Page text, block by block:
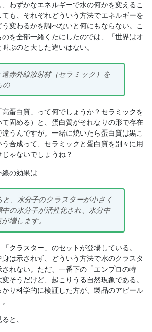
わずかなエネルギーで水の何かを変えるこ
も、それぞれどういう方法でエネルギーを
変わるかを調べないと何にもならない。こ
を全部一緒くたにしたのでは、「世界はオ
ぶのと大した違いはない。
遠赤外線放射材（セラミック）を
の
蛋白質」って何でしょうか？セラミックを
固める）と、蛋白質がそれなりの形で存在
うんですが。一緒に焼いたら蛋白質は黒こ
合成って、セラミックと蛋白質を別々に用
ゃないでしょうね？
の効果は
と、水分子のクラスターが小さく
中の水分子が活性化され、水分中
増します。
クラスター」のセットが登場している。
身は示されず、どういう方法で水のクラスタ
れない。ただ、一番下の「エンプロの特
そうだけど、起こりうる自然現象である。
り科学的に検証した方が、製品のアピール
と、